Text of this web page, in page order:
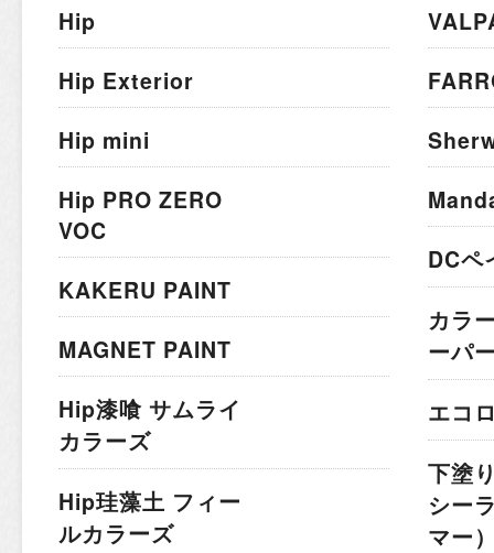
Hip
Hip Exterior
Hip mini
Hip PRO ZERO
VOC
KAKERU PAINT
MAGNET PAINT
Hip漆喰 サムライ
カラーズ
Hip珪藻土 フィー
ルカラーズ
DCペ
カラ
ーパ
エコ
下塗
シー
マー